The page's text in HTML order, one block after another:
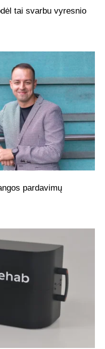
tai svarbu vyresnio
pardavimų